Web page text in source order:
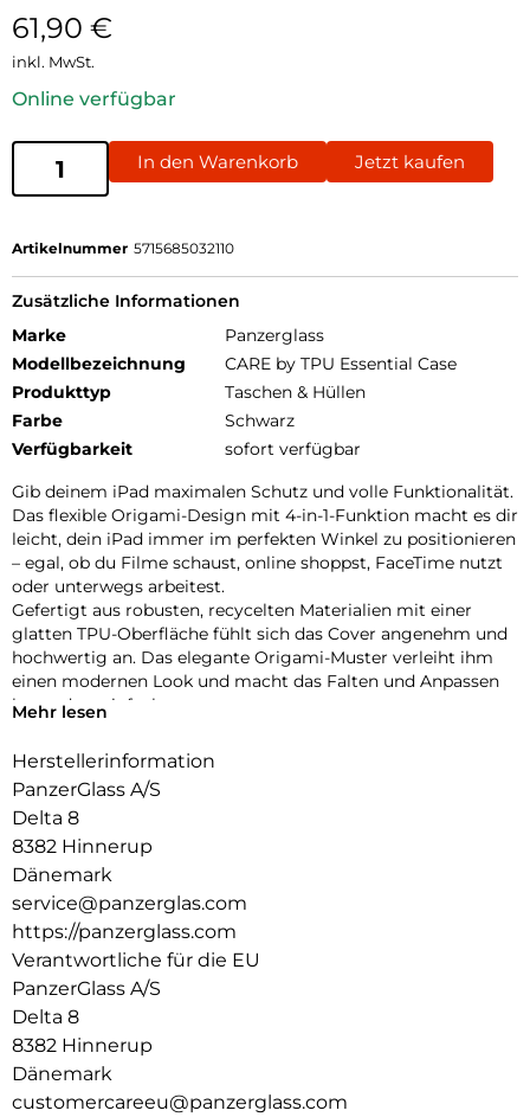
61,90 €
inkl. MwSt.
Online verfügbar
In den Warenkorb Jetzt kaufen
Artikelnummer 5715685032110
Zusätzliche Informationen
Marke
Panzerglass
Modellbezeichnung
CARE by TPU Essential Case
Produkttyp
Taschen & Hüllen
Farbe
Schwarz
Verfügbarkeit
sofort verfügbar
Gib deinem iPad maximalen Schutz und volle Funktionalität.
Das flexible Origami-Design mit 4-in-1-Funktion macht es dir
leicht, dein iPad immer im perfekten Winkel zu positionieren
– egal, ob du Filme schaust, online shoppst, FaceTime nutzt
oder unterwegs arbeitest.
Gefertigt aus robusten, recycelten Materialien mit einer
glatten TPU-Oberfläche fühlt sich das Cover angenehm und
hochwertig an. Das elegante Origami-Muster verleiht ihm
einen modernen Look und macht das Falten und Anpassen
besonders einfach.
verstärkten Ecken, die den täglichen Stößen und
Erschütterungen standhalten. Dank der integrierten
Halterung für deinen Apple Pencil hast du ihn immer
griffbereit.
Bist du bereit, dein iPad auf das nächste Level zu bringen?
Die iPad Essential Hülle vereint Stil, Vielseitigkeit und Schutz
in einem cleveren Design – gemacht, um mit dir Schritt zu
halten, egal wohin dich der Tag führt.
Mehr lesen
Herstellerinformation
PanzerGlass A/S
Delta 8
8382 Hinnerup
Dänemark
service@panzerglas.com
https://panzerglass.com
Verantwortliche für die EU
PanzerGlass A/S
Delta 8
8382 Hinnerup
Dänemark
customercareeu@panzerglass.com